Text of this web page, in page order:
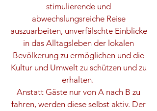
stimulierende und
abwechslungsreiche Reise
auszuarbeiten, unverfälschte Einblicke
in das Alltagsleben der lokalen
Bevölkerung zu ermöglichen und die
Kultur und Umwelt zu schützen und zu
erhalten.
Anstatt Gäste nur von A nach B zu
fahren, werden diese selbst aktiv. Der